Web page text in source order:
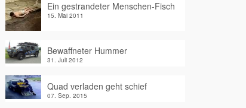
Ein gestrandeter Menschen-Fisch
15. Mai 2011
Bewaffneter Hummer
31. Juli 2012
Quad verladen geht schief
07. Sep. 2015